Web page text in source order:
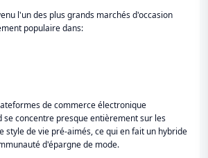
l'un des plus grands marchés d'occasion
populaire dans:
de commerce électronique
se concentre presque entièrement sur les
style de vie pré-aimés, ce qui en fait un hybride
d'épargne de mode.